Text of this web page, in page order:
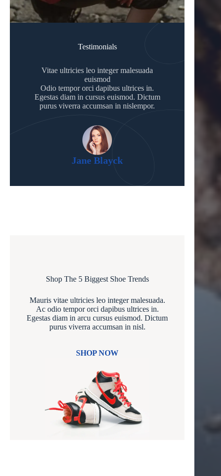
Testimonials
Vitae ultricies leo integer malesuada
euismod
Odio tempor orci dapibus ultrices in.
Egestas diam in cursus euismod. Dictum
purus viverra accumsan in nislempor.
Jane Blayck
Shop The 5 Biggest Shoe Trends
Mauris vitae ultricies leo integer malesuada.
Ac odio tempor orci dapibus ultrices in.
Egestas diam in arcu cursus euismod. Dictum
purus viverra accumsan in nisl.
SHOP NOW